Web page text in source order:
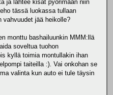
ja lähtee kisat pyörimään niin
tässä luokassa tullaan
vahvuudet jää heikolle?
monttu bashailuunkin MMM:llä
soveltua tuohon
kyllä toimia montullakin ihan
taiteilla :). Vai onkohan se
valinta kun auto ei tule täysin